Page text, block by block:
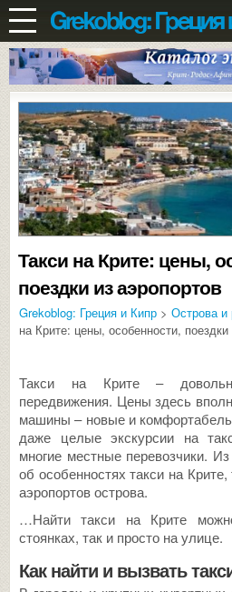
Такси на Крите: цены,
поездки из аэропортов
Grekoblog: Греция и Кипр > Острова и
на Крите: цены, особенности, поездки
Такси на Крите –
передвижения. Цены здесь
машины – новые и
даже целые экскурсии на
многие местные перевозчики.
об особенностях такси на
аэропортов острова.
…Найти такси на Крите
стоянках, так и просто на улице.
Как найти и вызвать